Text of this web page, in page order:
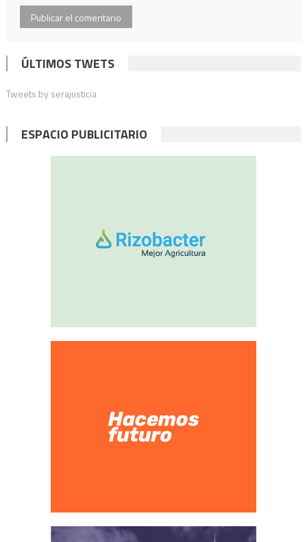
ÚLTIMOS TWETS
Tweets by serajusticia
ESPACIO PUBLICITARIO